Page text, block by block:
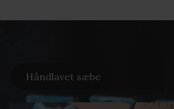
Håndlavet sæbe